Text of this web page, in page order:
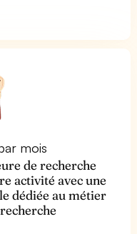
mois
de recherche
activité avec une
dédiée au métier